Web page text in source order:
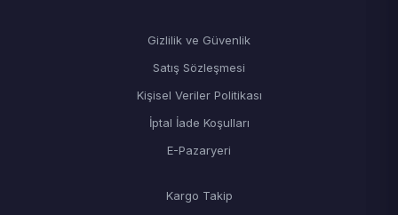
Gizlilik ve Güvenlik
Satış Sözleşmesi
Kişisel Veriler Politikası
İptal İade Koşulları
E-Pazaryeri
Kargo Takip